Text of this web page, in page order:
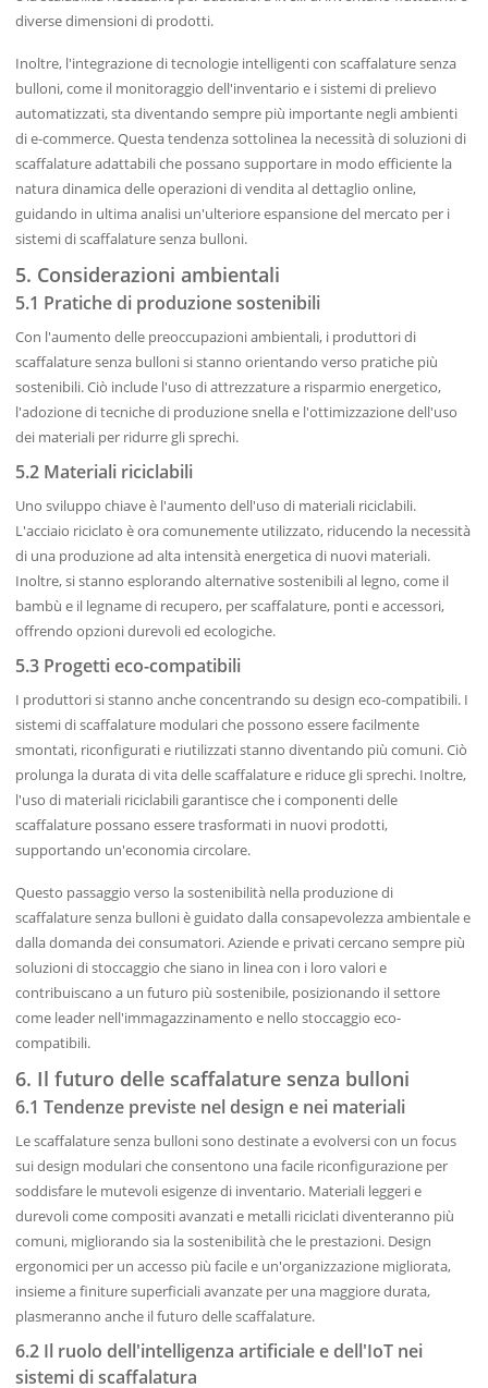
diverse dimensioni di prodotti.
Inoltre, l'integrazione di tecnologie intelligenti con scaffalature senza
bulloni, come il monitoraggio dell'inventario e i sistemi di prelievo
automatizzati, sta diventando sempre più importante negli ambienti
di e-commerce. Questa tendenza sottolinea la necessità di soluzioni di
scaffalature adattabili che possano supportare in modo efficiente la
natura dinamica delle operazioni di vendita al dettaglio online,
guidando in ultima analisi un'ulteriore espansione del mercato per i
sistemi di scaffalature senza bulloni.
5. Considerazioni ambientali
5.1 Pratiche di produzione sostenibili
Con l'aumento delle preoccupazioni ambientali, i produttori di
scaffalature senza bulloni si stanno orientando verso pratiche più
sostenibili. Ciò include l'uso di attrezzature a risparmio energetico,
l'adozione di tecniche di produzione snella e l'ottimizzazione dell'uso
dei materiali per ridurre gli sprechi.
5.2 Materiali riciclabili
Uno sviluppo chiave è l'aumento dell'uso di materiali riciclabili.
L'acciaio riciclato è ora comunemente utilizzato, riducendo la necessità
di una produzione ad alta intensità energetica di nuovi materiali.
Inoltre, si stanno esplorando alternative sostenibili al legno, come il
bambù e il legname di recupero, per scaffalature, ponti e accessori,
offrendo opzioni durevoli ed ecologiche.
5.3 Progetti eco-compatibili
I produttori si stanno anche concentrando su design eco-compatibili. I
sistemi di scaffalature modulari che possono essere facilmente
smontati, riconfigurati e riutilizzati stanno diventando più comuni. Ciò
prolunga la durata di vita delle scaffalature e riduce gli sprechi. Inoltre,
l'uso di materiali riciclabili garantisce che i componenti delle
scaffalature possano essere trasformati in nuovi prodotti,
supportando un'economia circolare.
Questo passaggio verso la sostenibilità nella produzione di
scaffalature senza bulloni è guidato dalla consapevolezza ambientale e
dalla domanda dei consumatori. Aziende e privati cercano sempre più
soluzioni di stoccaggio che siano in linea con i loro valori e
contribuiscano a un futuro più sostenibile, posizionando il settore
come leader nell'immagazzinamento e nello stoccaggio eco-
compatibili.
6. Il futuro delle scaffalature senza bulloni
6.1 Tendenze previste nel design e nei materiali
Le scaffalature senza bulloni sono destinate a evolversi con un focus
sui design modulari che consentono una facile riconfigurazione per
soddisfare le mutevoli esigenze di inventario. Materiali leggeri e
durevoli come compositi avanzati e metalli riciclati diventeranno più
comuni, migliorando sia la sostenibilità che le prestazioni. Design
ergonomici per un accesso più facile e un'organizzazione migliorata,
insieme a finiture superficiali avanzate per una maggiore durata,
plasmeranno anche il futuro delle scaffalature.
6.2 Il ruolo dell'intelligenza artificiale e dell'IoT nei
sistemi di scaffalatura